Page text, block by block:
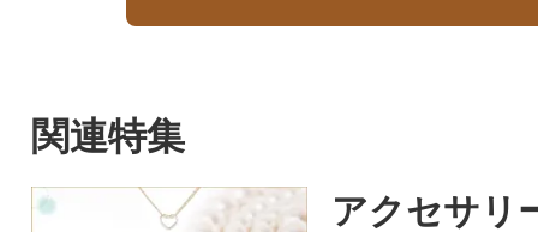
関連特集
アクセサリ